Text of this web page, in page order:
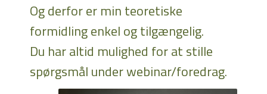
Og derfor er min teoretiske
formidling enkel og tilgængelig.
Du har altid mulighed for at stille
spørgsmål under webinar/foredrag.